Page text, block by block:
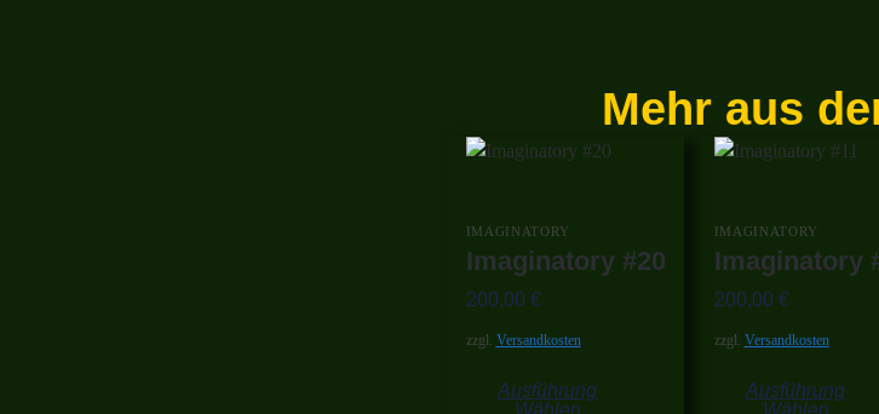
Mehr aus
IMAGINATORY
Imaginatory #20
200,00 €
zzgl. Versandkosten
Ausführung
IMAGINATORY
Imaginatory
200,00 €
zzgl. Versandkosten
Ausführung